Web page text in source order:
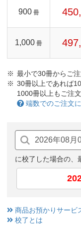
900 冊
1,000 冊
最小で30冊からご注
30冊以上であれば
1000冊以上もご注文
端数でのご注文
に校了した場合の、
商品お預かりサービ
校了とは